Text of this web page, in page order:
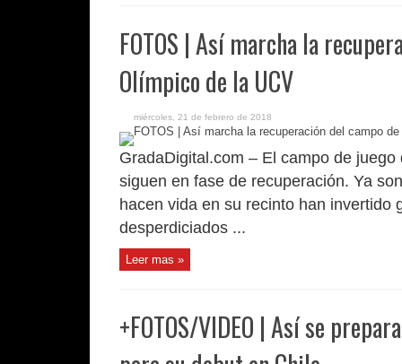
FOTOS | Así marcha la
Olímpico de la UCV
miércoles, 21 de febrero de 2018
GradaDigital.com – El campo de
siguen en fase de recuperación. Ya
hacen vida en su recinto han invertido
desperdiciados ...
Leer mas »
+FOTOS/VIDEO | Así se